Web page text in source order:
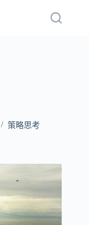
策略思考